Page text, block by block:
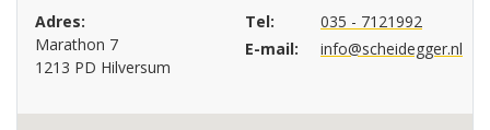
Adres:
Marathon 7
1213 PD Hilversum
Tel:
035 - 7121992
E-mail:
info@scheidegger.nl